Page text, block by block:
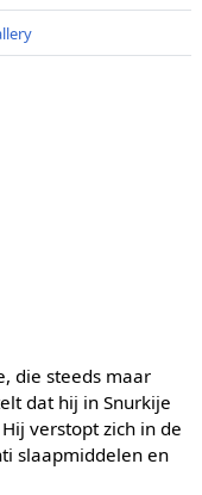
die steeds maar
dat hij in Snurkije
verstopt zich in de
slaapmiddelen en